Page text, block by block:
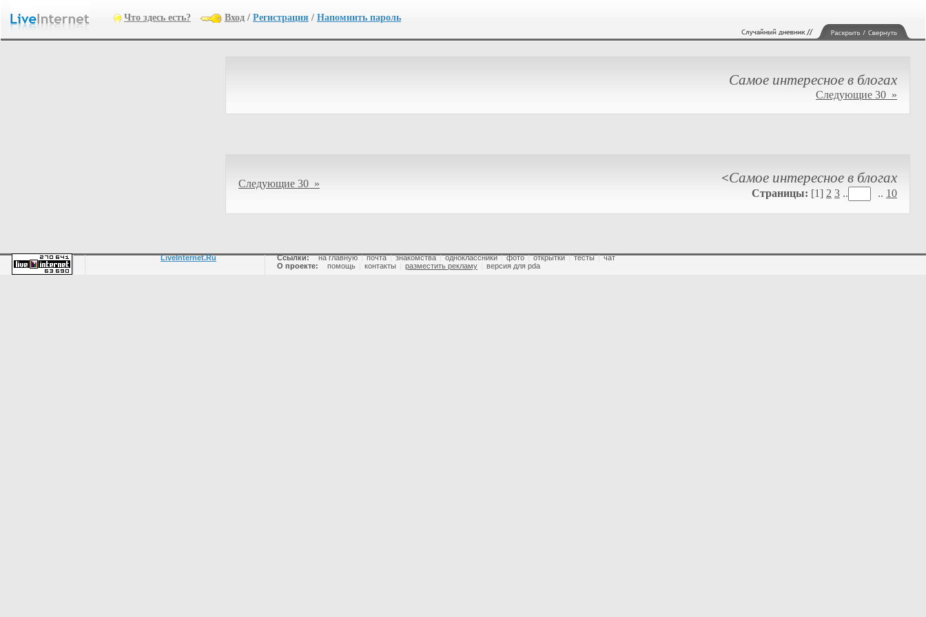
Что здесь есть? Вход / Регистрация / Напомнить пароль
Самое интересное в блогах
Следующие 30 »
Следующие 30 » <Самое интересное в блогах
Страницы: [1] 2 3 .. .. 10
LiveInternet.Ru Ссылки: на главную | почта | знакомства | одноклассники | фото | открытки | тесты | чат
О проекте:
помощь контакты разместить рекламу версия для pda